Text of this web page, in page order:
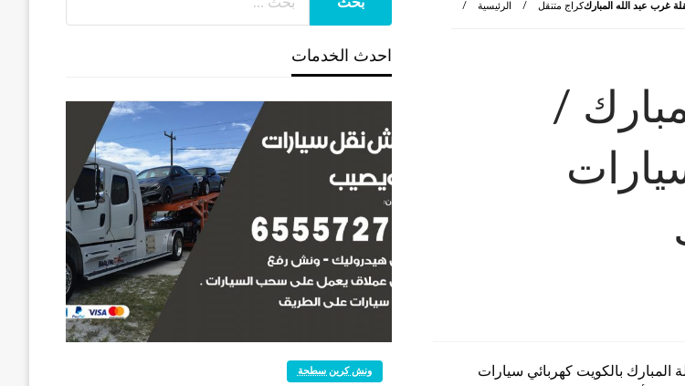
الرئيسية كراج متنقل
/
سيارات
المبارك بالكويت كهربائي سيارات
احدث الخدمات
ونش كرين سطحة